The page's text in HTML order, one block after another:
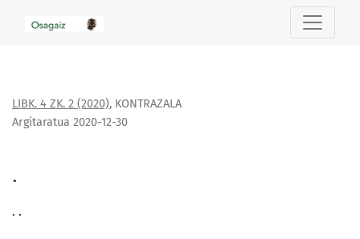
LIBK. 4 ZK. 2 (2020), KONTRAZALA
.
Argitaratua 2020-12-30
. .